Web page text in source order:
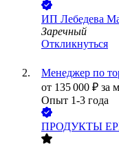
ИП Лебедева
Заречный
Откликнуться
Менеджер по
от 135 000 ₽ за
Опыт 1-3 года
ПРОДУКТЫ